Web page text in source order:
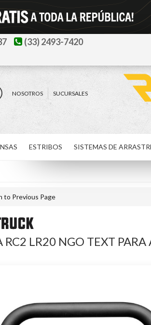
(33) 2493-7420
NOSOTROS
SUCURSALES
ESTRIBOS SISTEMAS DE
to Previous Page
RC2 LR20 NGO TEXT